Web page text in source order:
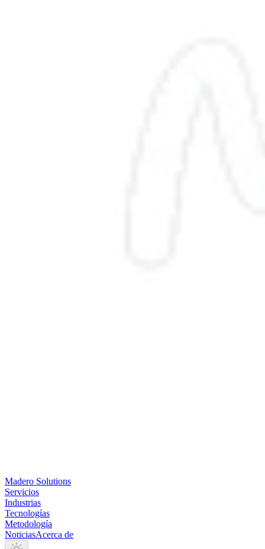
Madero Solutions
Servicios
Industrias
Tecnologías
Metodología
NoticiasAcerca de